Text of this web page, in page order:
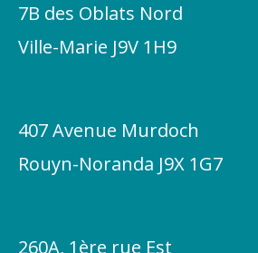
7B des Oblats Nord
Ville-Marie J9V 1H9
407 Avenue Murdoch
Rouyn-Noranda J9X 1G7
260A, 1ère rue Est